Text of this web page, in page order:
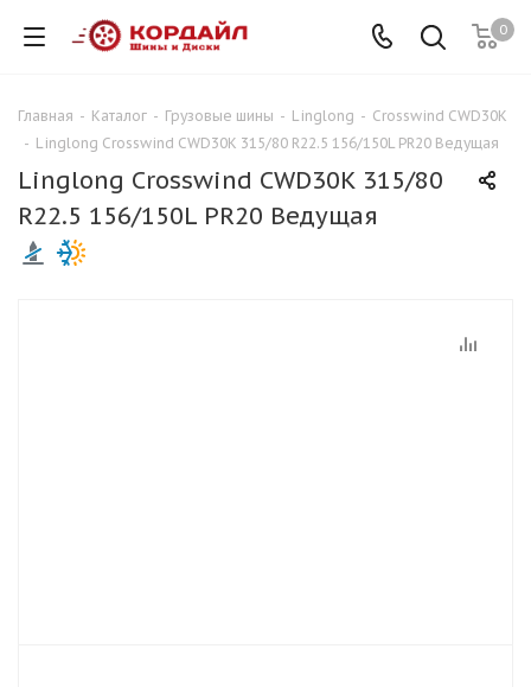
0
Главная - Каталог - Грузовые шины - Linglong - Crosswind CWD30K
- Linglong Crosswind CWD30K 315/80 R22.5 156/150L PR20 Ведущая
Linglong Crosswind CWD30K 315/80
R22.5 156/150L PR20 Ведущая